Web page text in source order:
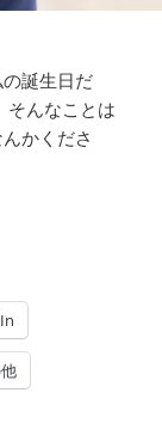
誕生日だ
そんなことは
かくださ